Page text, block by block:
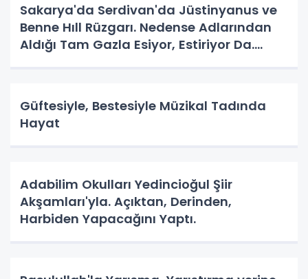
Sakarya'da Serdivan'da Jüstinyanus ve
Benne Hıll Rüzgarı. Nedense Adlarından
Aldığı Tam Gazla Esiyor, Estiriyor Da.
Güftesiyle, Bestesiyle Müzikal Tadında
Hayat
Adabilim Okulları Yedincioğul Şiir
Akşamları'yla. Açıktan, Derinden,
Harbiden Yapacağını Yaptı.